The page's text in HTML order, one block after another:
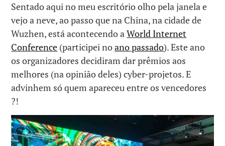
Sentado aqui no meu escritório olho pela janela e
vejo a neve, ao passo que na China, na cidade de
Wuzhen, está acontecendo aWorld Internet
Conference (participei noano passado). Este ano
os organizadores decidiram dar prêmios aos
melhores (na opinião deles) cyber-projetos. E
advinhem só quem apareceu entre os vencedores
?!